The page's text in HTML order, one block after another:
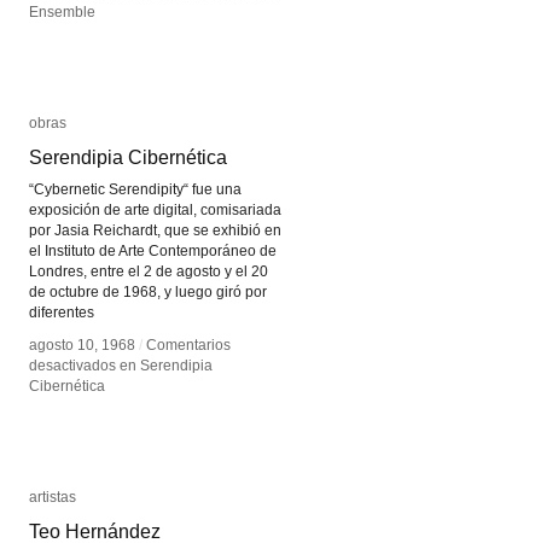
Ensemble
Ensemble
obras
Serendipia Cibernética
“Cybernetic Serendipity“ fue una
exposición de arte digital, comisariada
por Jasia Reichardt, que se exhibió en
el Instituto de Arte Contemporáneo de
Londres, entre el 2 de agosto y el 20
de octubre de 1968, y luego giró por
diferentes
agosto 10, 1968 / Comentarios
desactivados en Serendipia
Cibernética
obras
Serendipia Cibernética
agosto 10, 1968 / Comentarios
desactivados en Serendipia
Cibernética
artistas
Teo Hernández
artistas
Teo Hernández